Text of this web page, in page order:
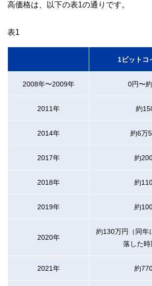
高価格は、以下の表1の通りです。
表1
1ビットコ
2008年〜2009年 0円〜
2011年 約
2014年 約6万
2017年 約
2018年 約
2019年 約
2020年
約130万円（同年
落した時
2021年 約